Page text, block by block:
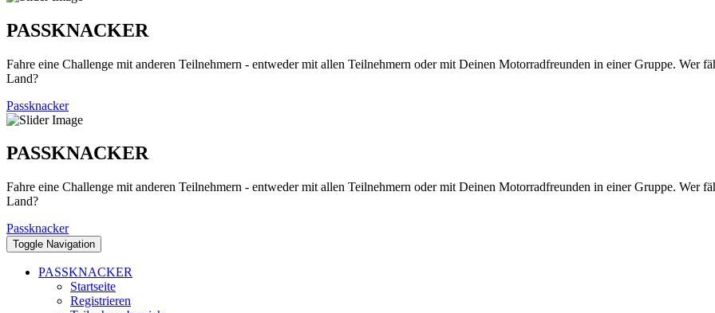
PASSKNACKER
Fahre eine Challenge mit anderen Teilnehmern - entweder mit allen Teilnehmern oder mit Deinen Motorradfreunden in einer Gruppe. Wer
Land?
Passknacker
PASSKNACKER
Fahre eine Challenge mit anderen Teilnehmern - entweder mit allen Teilnehmern oder mit Deinen Motorradfreunden in einer Gruppe. Wer
Land?
Passknacker
Toggle Navigation
PASSKNACKER
Startseite
Registrieren